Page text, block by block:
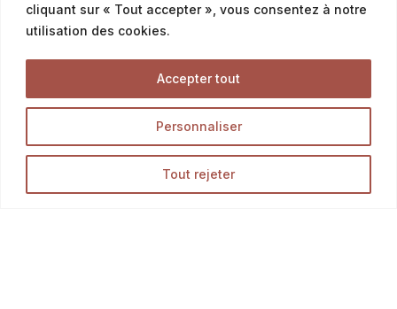
cliquant sur « Tout accepter », vous consentez à notre
utilisation des cookies.
Personnaliser
Tout rejeter
Accepter tout
Tous Nos Produits
Découvrez l’ensemble des produits de notre boutique
en ligne, et délectez-vous des meilleurs pains,
viennoiseries et pâtisseries.
LA BOUTIQUE